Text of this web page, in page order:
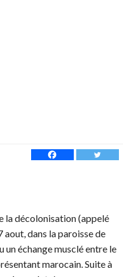
la décolonisation (appelé
aout, dans la paroisse de
un échange musclé entre le
marocain. Suite à